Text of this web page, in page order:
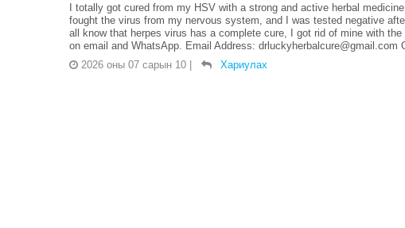
I totally got cured from my HSV with a strong and active herbal
fought the virus from my nervous system, and I was tested negative
all know that herpes virus has a complete cure, I got rid of mine with
on email and WhatsApp. Email Address: drluckyherbalcure@gmail.com
2026 оны 07 сарын 10 | Хариулах